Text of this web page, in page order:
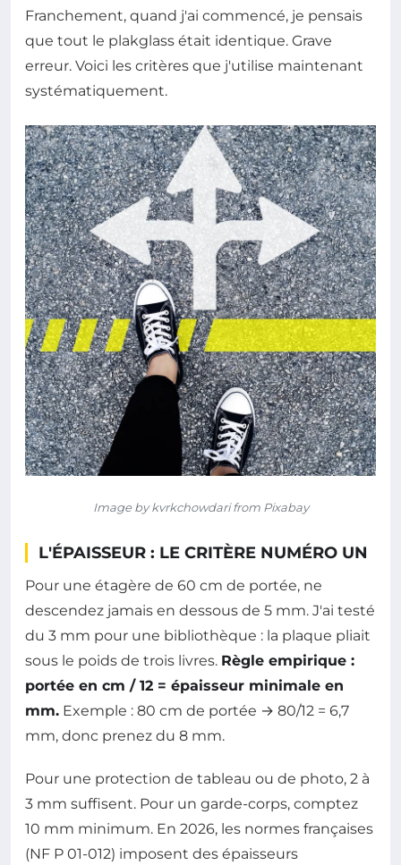
Franchement, quand j'ai commencé, je pensais
que tout le plakglass était identique. Grave
erreur. Voici les critères que j'utilise maintenant
systématiquement.
Image by kvrkchowdari from Pixabay
L'ÉPAISSEUR : LE CRITÈRE NUMÉRO UN
Pour une étagère de 60 cm de portée, ne
descendez jamais en dessous de 5 mm. J'ai testé
du 3 mm pour une bibliothèque : la plaque pliait
sous le poids de trois livres. Règle empirique :
portée en cm / 12 = épaisseur minimale en
mm. Exemple : 80 cm de portée → 80/12 = 6,7
mm, donc prenez du 8 mm.
Pour une protection de tableau ou de photo, 2 à
3 mm suffisent. Pour un garde-corps, comptez
10 mm minimum. En 2026, les normes françaises
(NF P 01-012) imposent des épaisseurs